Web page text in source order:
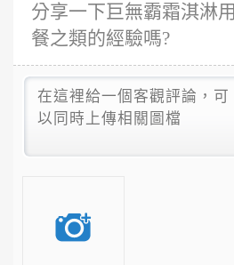
分享一下巨無霸霜淇淋用
餐之類的經驗嗎?